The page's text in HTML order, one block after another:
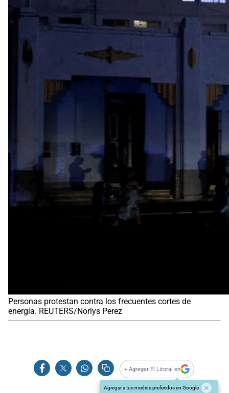
Personas protestan contra los frecuentes cortes de
energía. REUTERS/Norlys Perez
+ Agregar El Litoral en
Agregar a tus medios preferidos en Google